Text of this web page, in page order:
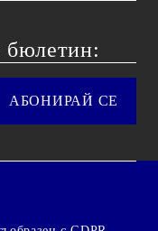
бюлетин: